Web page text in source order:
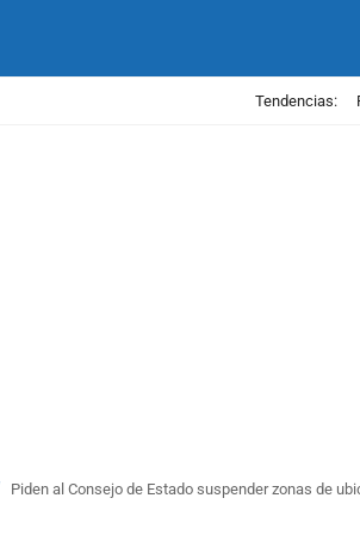
Tendencias:
Piden al Consejo de Estado suspender zonas de